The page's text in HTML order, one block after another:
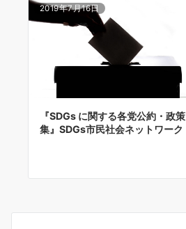
2019年7月16日
『SDGs に関する各党公約・政策
集』SDGs市民社会ネットワーク